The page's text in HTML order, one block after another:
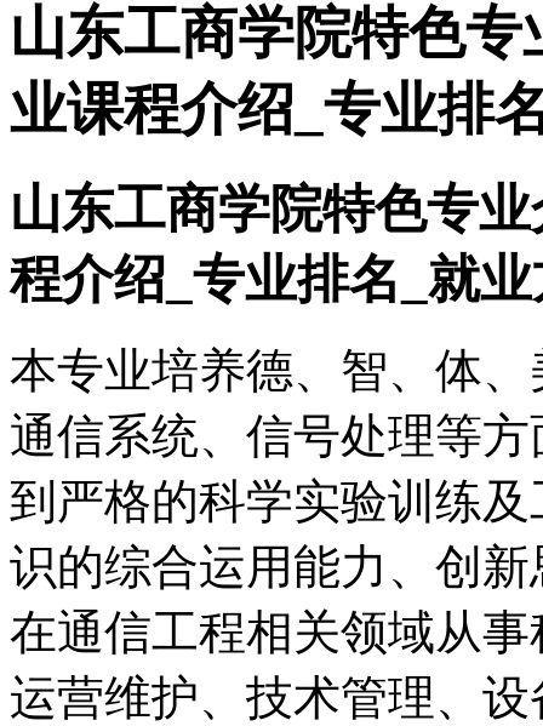
山东工商学院特色
业课程介绍_专业排
山东工商学院特色专
程介绍_专业排名_就
本专业培养德、智、体
通信系统、信号处理等
到严格的科学实验训练
识的综合运用能力、创
在通信工程相关领域从
运营维护、技术管理、